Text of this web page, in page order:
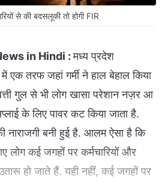
से की बदसलूकी तो होगी FIR
in Hindi :मध्य प्रदेश
तरफ जहां गर्मी ने हाल बेहाल किया
गुल से भी लोग खासा परेशान नज़र आ
के लिए पावर कट किया जाता है.
नाराजगी बनी हुई है. आलम ऐसा है कि
लोग कई जगहों पर कर्मचारियों और
हो जाते हैं. यही नहीं, कई जगहों पर